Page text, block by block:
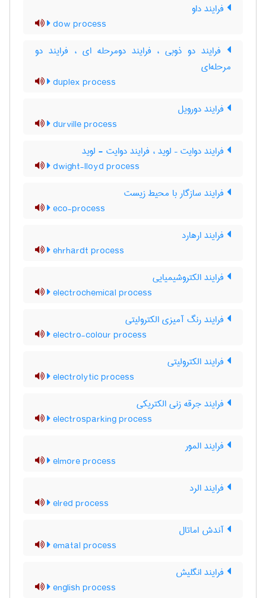
فرایند داو
dow process
فرایند دو ذوبی ، فرایند دومرحله ای ، فرایند دو
مرحله‌ای
duplex process
فرایند دورویل
durville process
فرایند دوایت – لوید ، فرایند دوایت - لوید
dwight-lloyd process
فرایند سازگار با محیط زیست
eco-process
فرایند ارهارد
ehrhardt process
فرایند الکتروشیمیایی
electrochemical process
فرایند رنگ آمیزی الکترولیتی
electro-colour process
فرایند الکترولیتی
electrolytic process
فرایند جرقه زنی الکتریکی
electrosparking process
فرایند المور
elmore process
فرایند الرد
elred process
آندش اماتال
ematal process
فرایند انگلیش
english process